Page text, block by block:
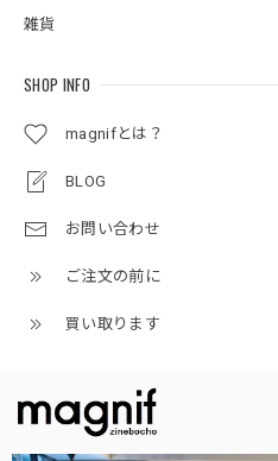
雑貨
SHOP INFO
magnifとは？
BLOG
お問い合わせ
ご注文の前に
買い取ります